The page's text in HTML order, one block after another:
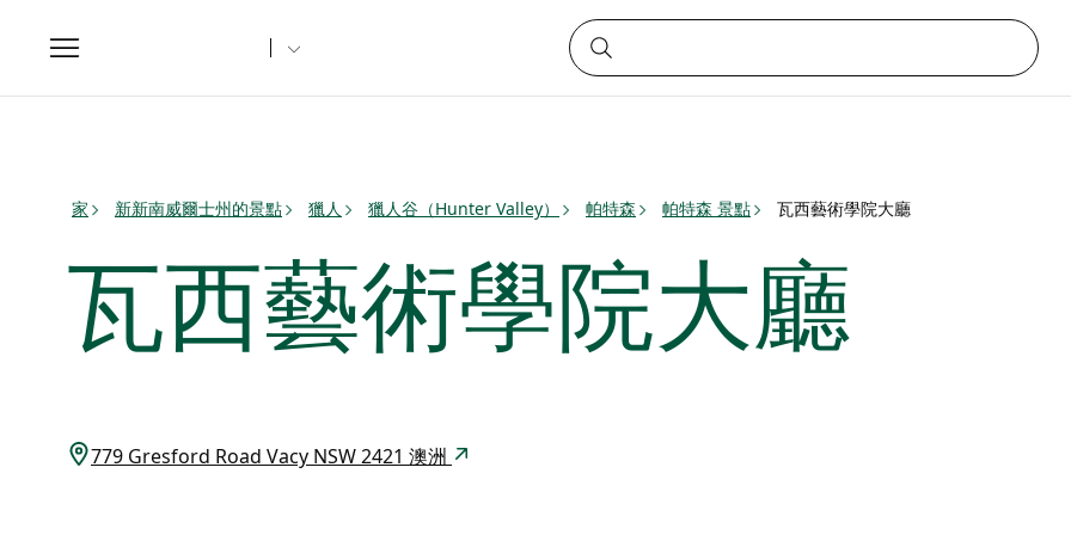
Toggle
navigation
家 新新南威爾士州的景點 獵人 獵人谷（Hunter Valley） 帕特森 帕特森 景點 瓦西藝術學院大廳
瓦西藝術學院大廳
779 Gresford Road Vacy NSW 2421 澳洲